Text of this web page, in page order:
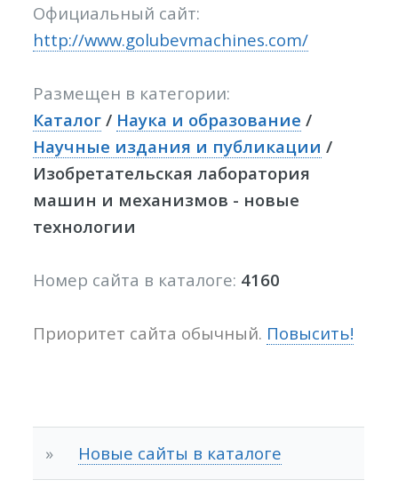
Официальный сайт:
http://www.golubevmachines.com/
Размещен в категории:
Каталог / Наука и образование /
Научные издания и публикации /
Изобретательская лаборатория
машин и механизмов - новые
технологии
Номер сайта в каталоге: 4160
Приоритет сайта обычный. Повысить!
» Новые сайты в каталоге